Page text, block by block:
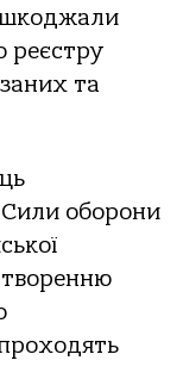
реєстру
та
оборони